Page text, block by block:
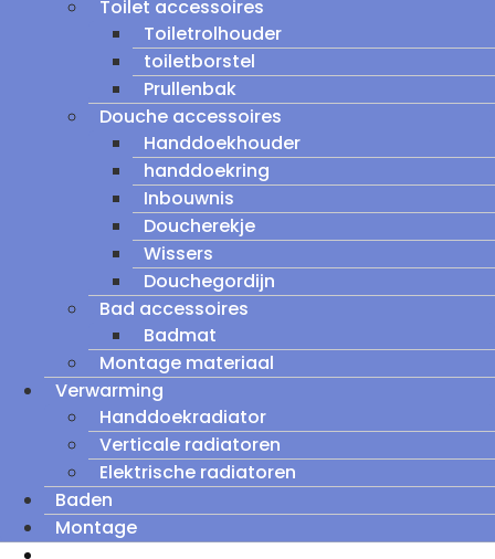
Toilet accessoires
Toiletrolhouder
toiletborstel
Prullenbak
Douche accessoires
Handdoekhouder
handdoekring
Inbouwnis
Doucherekje
Wissers
Douchegordijn
Bad accessoires
Badmat
Montage materiaal
Verwarming
Handdoekradiator
Verticale radiatoren
Elektrische radiatoren
Baden
Montage